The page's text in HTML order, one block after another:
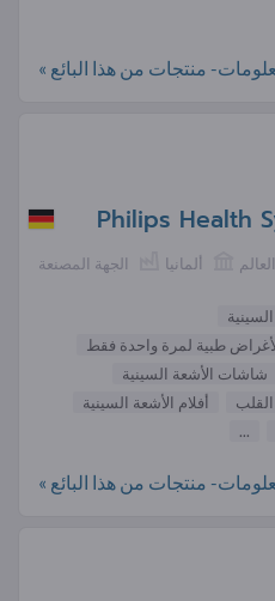
منتجات من هذا البائع »
Philips Health
الجهة المصنعة ألمانيا
طبية لمرة واحدة فقط
شاشات الأشعة السينية
أفلام الأشعة السينية
...
منتجات من هذا البائع »